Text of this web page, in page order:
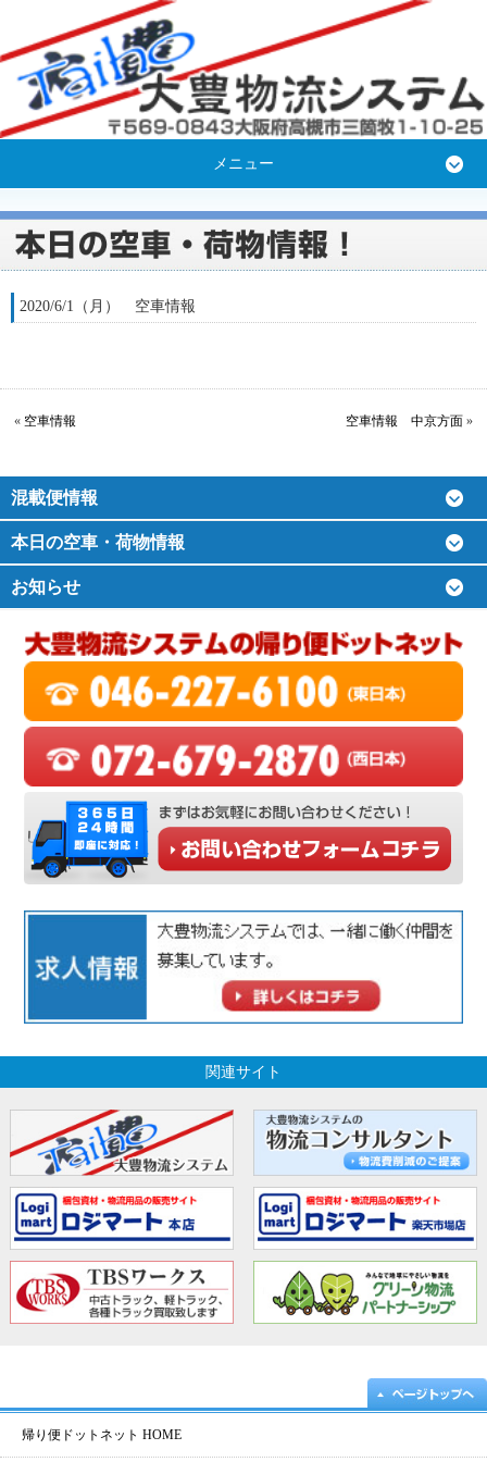
メニュー
2020/6/1（月） 空車情報
« 空車情報 空車情報 中京方面 »
混載便情報
本日の空車・荷物情報
お知らせ
関連サイト
帰り便ドットネット HOME